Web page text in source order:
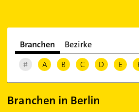
Branchen Bezirke
# A B C D E
Branchen in Berlin